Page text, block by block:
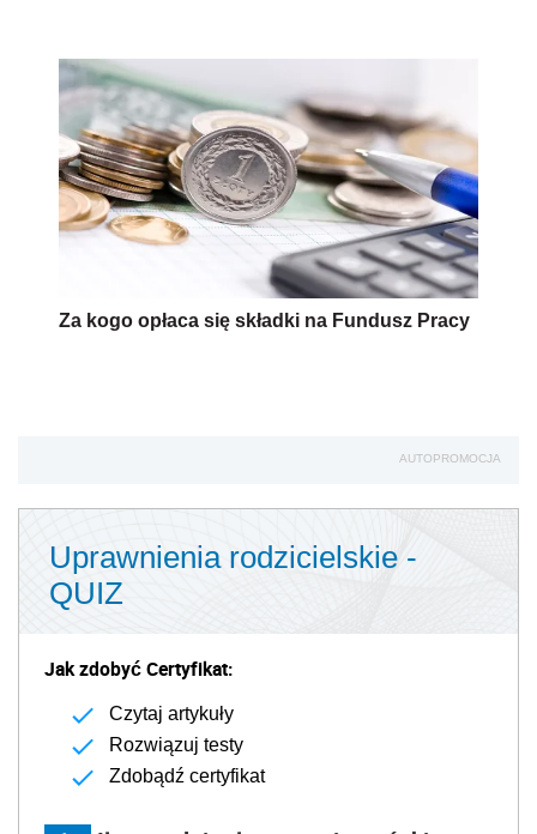
Za kogo opłaca się składki na Fundusz Pracy
AUTOPROMOCJA
Uprawnienia rodzicielskie -
QUIZ
Jak zdobyć Certyfikat:
Czytaj artykuły
Rozwiązuj testy
Zdobądź certyfikat